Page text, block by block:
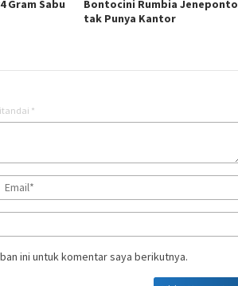
Gram Sabu
Bontocini Rumbia Jeneponto
tak Punya Kantor
*
ini untuk komentar saya berikutnya.